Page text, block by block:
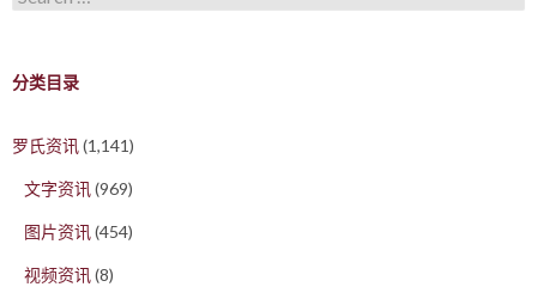
分类目录
罗氏资讯(1,141)
文字资讯(969)
图片资讯(454)
视频资讯(8)